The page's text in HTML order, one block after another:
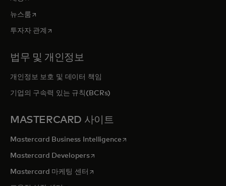
뉴스룸새 탭에서 열림
투자자 관계 새 탭에서 열림
법무 및 개인정보
개인정보 보호 및 데이터 책임
기업의 구속력 있는 규칙(BCRs)
MASTERCARD 사이트
Mastercard Business Intelligence새 탭에서 열림
Mastercard Developers새 탭에서 열림
Mastercard 마케팅 센터 새 탭에서 열림